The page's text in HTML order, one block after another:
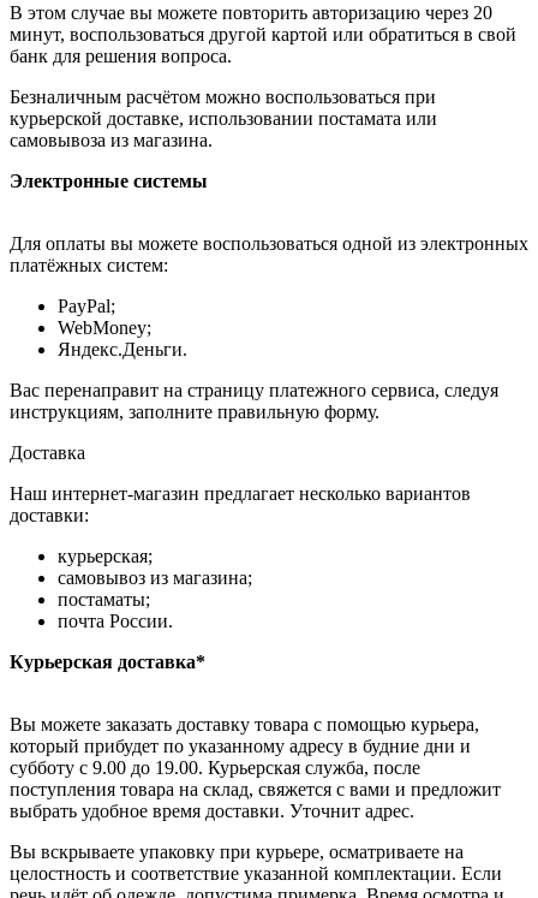
В этом случае вы можете повторить авторизацию через 20
минут, воспользоваться другой картой или обратиться в свой
банк для решения вопроса.
Безналичным расчётом можно воспользоваться при
курьерской доставке, использовании постамата или
самовывоза из магазина.
Электронные системы
Для оплаты вы можете воспользоваться одной из электронных
платёжных систем:
PayPal;
WebMoney;
Яндекс.Деньги.
Вас перенаправит на страницу платежного сервиса, следуя
инструкциям, заполните правильную форму.
Доставка
Наш интернет-магазин предлагает несколько вариантов
доставки:
курьерская;
самовывоз из магазина;
постаматы;
почта России.
Курьерская доставка*
Вы можете заказать доставку товара с помощью курьера,
который прибудет по указанному адресу в будние дни и
субботу с 9.00 до 19.00. Курьерская служба, после
поступления товара на склад, свяжется с вами и предложит
выбрать удобное время доставки. Уточнит адрес.
Вы вскрываете упаковку при курьере, осматриваете на
целостность и соответствие указанной комплектации. Если